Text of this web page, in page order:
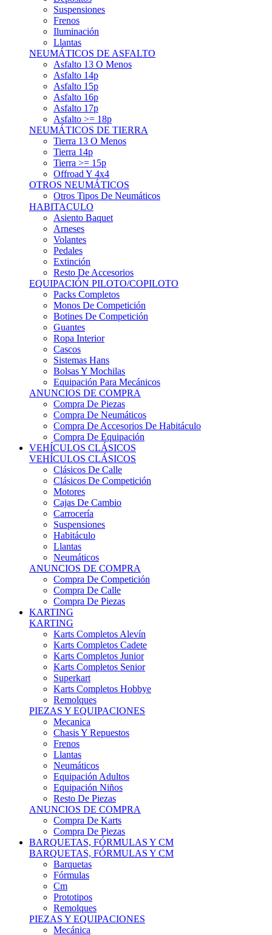
Frenos
Iluminación
Llantas
NEUMÁTICOS DE ASFALTO
Asfalto 13 O Menos
Asfalto 14p
Asfalto 15p
Asfalto 16p
Asfalto 17p
Asfalto >= 18p
NEUMÁTICOS DE TIERRA
Tierra 13 O Menos
Tierra 14p
Tierra >= 15p
Offroad Y 4x4
OTROS NEUMÁTICOS
Otros Tipos De Neumáticos
HABITACULO
Asiento Baquet
Arneses
Volantes
Pedales
Extinción
Resto De Accesorios
EQUIPACIÓN PILOTO/COPILOTO
Packs Completos
Monos De Competición
Botines De Competición
Guantes
Ropa Interior
Cascos
Sistemas Hans
Bolsas Y Mochilas
Equipación Para Mecánicos
ANUNCIOS DE COMPRA
Compra De Piezas
Compra De Neumáticos
Compra De Accesorios De Habitáculo
Compra De Equipación
VEHÍCULOS CLÁSICOS
VEHÍCULOS CLÁSICOS
Clásicos De Calle
Clásicos De Competición
Motores
Cajas De Cambio
Carrocería
Suspensiones
Habitáculo
Llantas
Neumáticos
ANUNCIOS DE COMPRA
Compra De Competición
Compra De Calle
Compra De Piezas
KARTING
KARTING
Karts Completos Alevín
Karts Completos Cadete
Karts Completos Junior
Karts Completos Senior
Superkart
Karts Completos Hobbye
Remolques
PIEZAS Y EQUIPACIONES
Mecanica
Chasis Y Repuestos
Frenos
Llantas
Neumáticos
Equipación Adultos
Equipación Niños
Resto De Piezas
ANUNCIOS DE COMPRA
Compra De Karts
Compra De Piezas
BARQUETAS, FÓRMULAS Y CM
BARQUETAS, FÓRMULAS Y CM
Barquetas
Fórmulas
Cm
Prototipos
Remolques
PIEZAS Y EQUIPACIONES
Mecánica
Electrónica